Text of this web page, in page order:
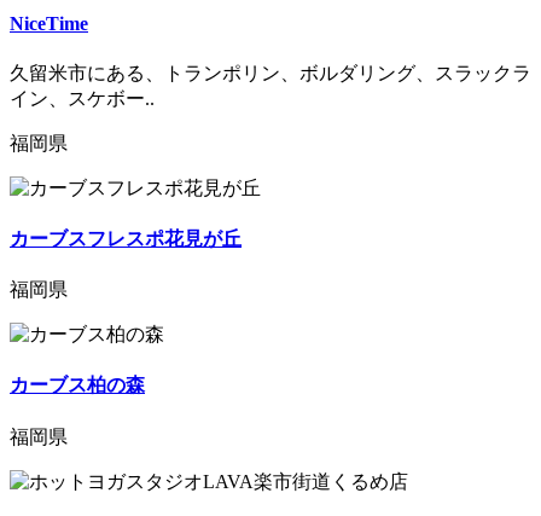
NiceTime
久留米市にある、トランポリン、ボルダリング、スラックラ
イン、スケボー..
福岡県
カーブスフレスポ花見が丘
福岡県
カーブス柏の森
福岡県